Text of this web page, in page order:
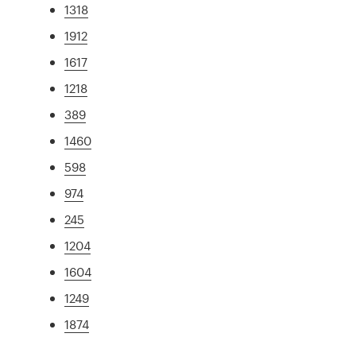
1318
1912
1617
1218
389
1460
598
974
245
1204
1604
1249
1874